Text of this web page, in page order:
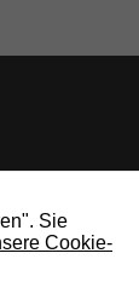
Sie
Cookie-